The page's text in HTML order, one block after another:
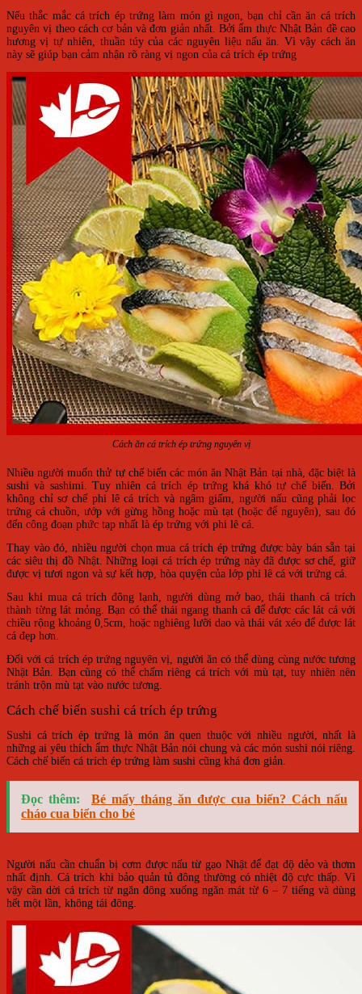
Nếu thắc mắc cá trích ép trứng làm món gì ngon, bạn chỉ cần ăn cá trích
nguyên vị theo cách cơ bản và đơn giản nhất. Bởi ẩm thực Nhật Bản đề cao
hương vị tự nhiên, thuần túy của các nguyên liệu nấu ăn. Vì vậy cách ăn
này sẽ giúp bạn cảm nhận rõ ràng vị ngon của cá trích ép trứng
Cách ăn cá trích ép trứng nguyên vị
Nhiều người muốn thử tự chế biến các món ăn Nhật Bản tại nhà, đặc biệt là
sushi và sashimi. Tuy nhiên cá trích ép trứng khá khó tự chế biến. Bởi
không chỉ sơ chế phi lê cá trích và ngâm giấm, người nấu cũng phải lọc
trứng cá chuồn, ướp với gừng hồng hoặc mù tạt (hoặc để nguyên), sau đó
đến công đoạn phức tạp nhất là ép trứng với phi lê cá.
Thay vào đó, nhiều người chọn mua cá trích ép trứng được bày bán sẵn tại
các siêu thị đồ Nhật. Những loại cá trích ép trứng này đã được sơ chế, giữ
được vị tươi ngon và sự kết hợp, hòa quyện của lớp phi lê cá với trứng cá.
Sau khi mua cá trích đông lạnh, người dùng mở bao, thái thanh cá trích
thành từng lát mỏng. Bạn có thể thái ngang thanh cá để được các lát cá với
chiều rộng khoảng 0,5cm, hoặc nghiêng lưỡi dao và thái vát xéo để được lát
cá đẹp hơn.
Đối với cá trích ép trứng nguyên vị, người ăn có thể dùng cùng nước tương
Nhật Bản. Bạn cũng có thể chấm riêng cá trích với mù tạt, tuy nhiên nên
tránh trộn mù tạt vào nước tương.
Cách chế biến sushi cá trích ép trứng
Sushi cá trích ép trứng là món ăn quen thuộc với nhiều người, nhất là
những ai yêu thích ẩm thực Nhật Bản nói chung và các món sushi nói riêng.
Cách chế biến cá trích ép trứng làm sushi cũng khá đơn giản.
Đọc thêm:
Bé mấy tháng ăn được cua biển? Cách nấu
cháo cua biển cho bé
Người nấu cần chuẩn bị cơm được nấu từ gạo Nhật để đạt độ dẻo và thơm
nhất định. Cá trích khi bảo quản tủ đông thường có nhiệt độ cực thấp. Vì
vậy cần dời cá trích từ ngăn đông xuống ngăn mát từ 6 – 7 tiếng và dùng
hết một lần, không tái đông.